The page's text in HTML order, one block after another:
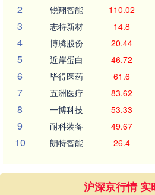
2 锐翔智能 110.02
3 志特新材 14.8
4 博腾股份 20.44
5 近岸蛋白 46.72
6 毕得医药 61.6
7 五洲医疗 83.62
8 一博科技 53.33
9 耐科装备 49.67
10 朗特智能 26.4
沪深京行情 实